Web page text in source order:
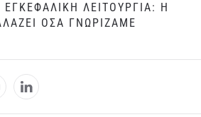
ΕΓΚΕΦΑΛΙΚΗ ΛΕΙΤΟΥΡΓΙΑ: Η
ΟΣΑ ΓΝΩΡΙΖΑΜΕ